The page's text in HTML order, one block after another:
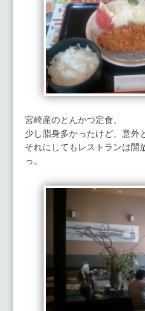
宮崎産のとんかつ定食。
少し脂身多かったけど、意外
それにしてもレストランは開
っ。